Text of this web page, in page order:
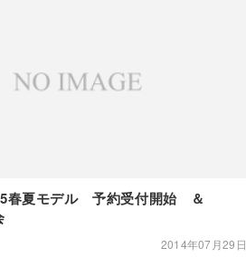
春夏モデル 予約受付開始 ＆
2014年07月29日